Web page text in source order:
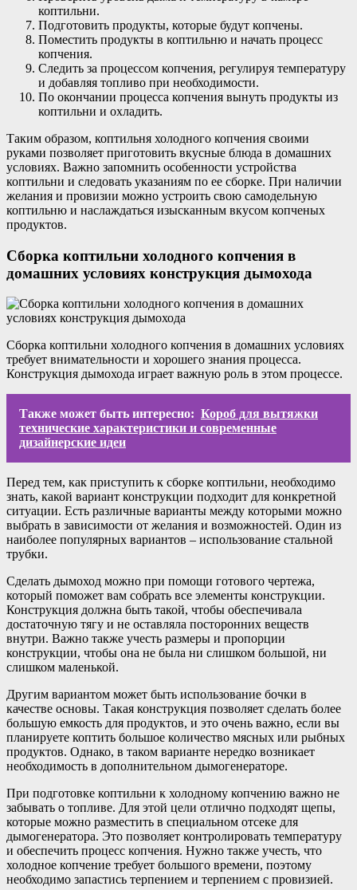
коптильни.
Подготовить продукты, которые будут копчены.
Поместить продукты в коптильню и начать процесс
копчения.
Следить за процессом копчения, регулируя температуру
и добавляя топливо при необходимости.
По окончании процесса копчения вынуть продукты из
коптильни и охладить.
Таким образом, коптильня холодного копчения своими
руками позволяет приготовить вкусные блюда в домашних
условиях. Важно запомнить особенности устройства
коптильни и следовать указаниям по ее сборке. При наличии
желания и провизии можно устроить свою самодельную
коптильню и наслаждаться изысканным вкусом копченых
продуктов.
Сборка коптильни холодного копчения в
домашних условиях конструкция дымохода
Сборка коптильни холодного копчения в домашних условиях
требует внимательности и хорошего знания процесса.
Конструкция дымохода играет важную роль в этом процессе.
Также может быть интересно: Короб для вытяжки
технические характеристики и современные
дизайнерские идеи
Перед тем, как приступить к сборке коптильни, необходимо
знать, какой вариант конструкции подходит для конкретной
ситуации. Есть различные варианты между которыми можно
выбрать в зависимости от желания и возможностей. Один из
наиболее популярных вариантов – использование стальной
трубки.
Сделать дымоход можно при помощи готового чертежа,
который поможет вам собрать все элементы конструкции.
Конструкция должна быть такой, чтобы обеспечивала
достаточную тягу и не оставляла посторонних веществ
внутри. Важно также учесть размеры и пропорции
конструкции, чтобы она не была ни слишком большой, ни
слишком маленькой.
Другим вариантом может быть использование бочки в
качестве основы. Такая конструкция позволяет сделать более
большую емкость для продуктов, и это очень важно, если вы
планируете коптить большое количество мясных или рыбных
продуктов. Однако, в таком варианте нередко возникает
необходимость в дополнительном дымогенераторе.
При подготовке коптильни к холодному копчению важно не
забывать о топливе. Для этой цели отлично подходят щепы,
которые можно разместить в специальном отсеке для
дымогенератора. Это позволяет контролировать температуру
и обеспечить процесс копчения. Нужно также учесть, что
холодное копчение требует большого времени, поэтому
необходимо запастись терпением и терпением с провизией.